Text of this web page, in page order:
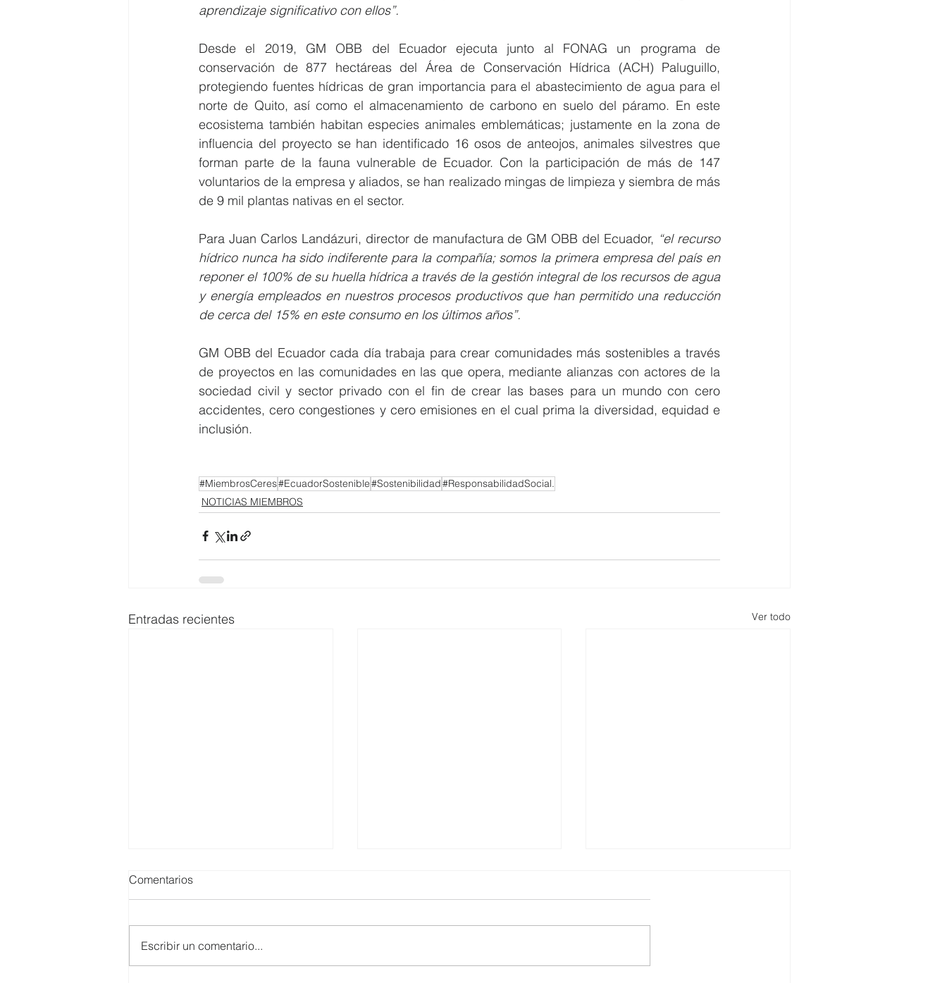
aprendizaje significativo con ellos”.
Desde el 2019, GM OBB del Ecuador ejecuta junto al FONAG un programa de
conservación de 877 hectáreas del Área de Conservación Hídrica (ACH) Paluguillo,
protegiendo fuentes hídricas de gran importancia para el abastecimiento de agua para el
norte de Quito, así como el almacenamiento de carbono en suelo del páramo. En este
ecosistema también habitan especies animales emblemáticas; justamente en la zona de
influencia del proyecto se han identificado 16 osos de anteojos, animales silvestres que
forman parte de la fauna vulnerable de Ecuador. Con la participación de más de 147
voluntarios de la empresa y aliados, se han realizado mingas de limpieza y siembra de más
de 9 mil plantas nativas en el sector.
Para Juan Carlos Landázuri, director de manufactura de GM OBB del Ecuador, “el recurso
hídrico nunca ha sido indiferente para la compañía; somos la primera empresa del país en
reponer el 100% de su huella hídrica a través de la gestión integral de los recursos de agua
y energía empleados en nuestros procesos productivos que han permitido una reducción
de cerca del 15% en este consumo en los últimos años”.
GM OBB del Ecuador cada día trabaja para crear comunidades más sostenibles a través
de proyectos en las comunidades en las que opera, mediante alianzas con actores de la
sociedad civil y sector privado con el fin de crear las bases para un mundo con cero
accidentes, cero congestiones y cero emisiones en el cual prima la diversidad, equidad e
inclusión.
#MiembrosCeres#EcuadorSostenible#Sostenibilidad#ResponsabilidadSocial.
NOTICIAS MIEMBROS
Entradas recientes Ver todo
Comentarios
Escribir un comentario...